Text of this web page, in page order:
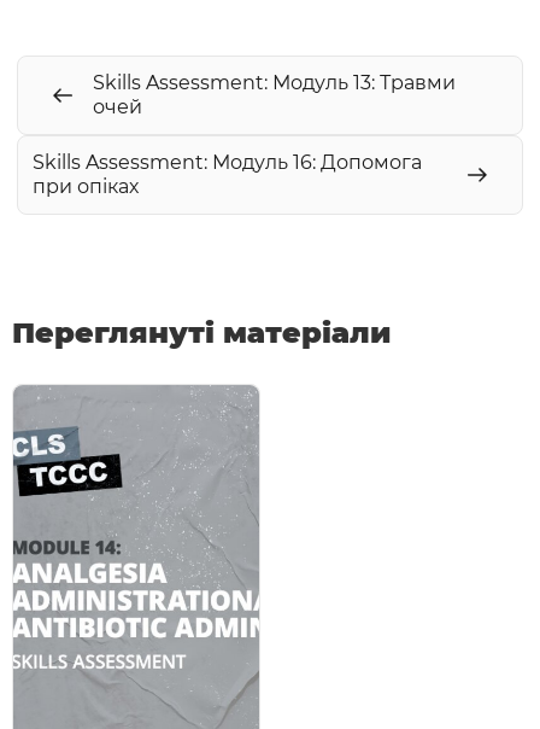
Skills Assessment: Модуль 13: Травми
очей
Skills Assessment: Модуль 16: Допомога
при опіках
Переглянуті матеріали